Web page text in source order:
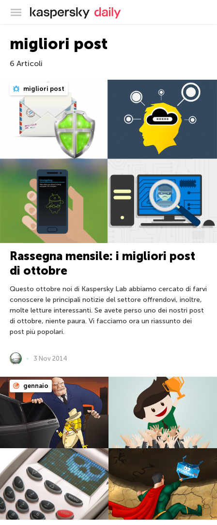
Blog ufficiale di Kaspersky
migliori post
6 Articoli
migliori post
Rassegna mensile: i migliori post
di ottobre
Questo ottobre noi di Kaspersky Lab abbiamo cercato di farvi
conoscere le principali notizie del settore offrendovi, inoltre,
molte letture interessanti. Se avete perso uno dei nostri post
di ottobre, niente paura. Vi facciamo ora un riassunto dei
post più popolari.
3 Nov 2014
gennaio